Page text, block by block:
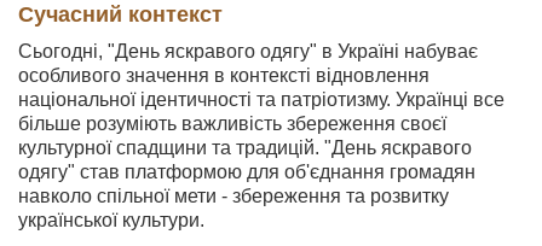
Сучасний контекст
Сьогодні, "День яскравого одягу" в Україні набуває
особливого значення в контексті відновлення
національної ідентичності та патріотизму. Українці все
більше розуміють важливість збереження своєї
культурної спадщини та традицій. "День яскравого
одягу" став платформою для об'єднання громадян
навколо спільної мети - збереження та розвитку
української культури.